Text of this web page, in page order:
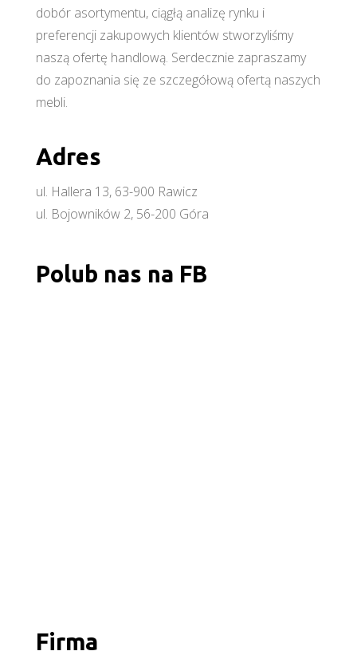
dobór asortymentu, ciągłą analizę rynku i
preferencji zakupowych klientów stworzyliśmy
naszą ofertę handlową. Serdecznie zapraszamy
do zapoznania się ze szczegółową ofertą naszych
mebli.
Adres
ul. Hallera 13, 63-900 Rawicz
ul. Bojowników 2, 56-200 Góra
Polub nas na FB
Firma